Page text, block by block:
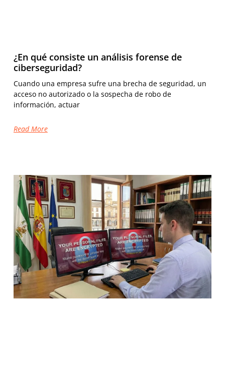
¿En qué consiste un análisis forense de
ciberseguridad?
Cuando una empresa sufre una brecha de seguridad, un
acceso no autorizado o la sospecha de robo de
información, actuar
Read More